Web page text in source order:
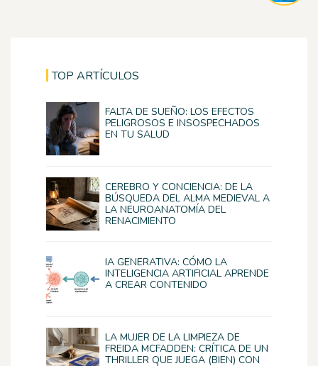
TOP ARTÍCULOS
FALTA DE SUEÑO: LOS EFECTOS
PELIGROSOS E INSOSPECHADOS
EN TU SALUD
CEREBRO Y CONCIENCIA: DE LA
BÚSQUEDA DEL ALMA MEDIEVAL A
LA NEUROANATOMÍA DEL
RENACIMIENTO
IA GENERATIVA: CÓMO LA
INTELIGENCIA ARTIFICIAL APRENDE
A CREAR CONTENIDO
LA MUJER DE LA LIMPIEZA DE
FREIDA MCFADDEN: CRÍTICA DE UN
THRILLER QUE JUEGA (BIEN) CON